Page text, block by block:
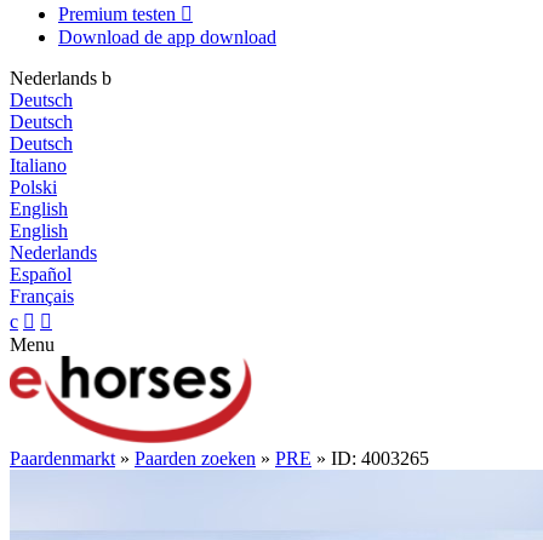
Premium testen 
Download de app download
Nederlands b
Deutsch
Deutsch
Deutsch
Italiano
Polski
English
English
Nederlands
Español
Français
c  
Menu
Paardenmarkt » Paarden zoeken » PRE » ID: 4003265